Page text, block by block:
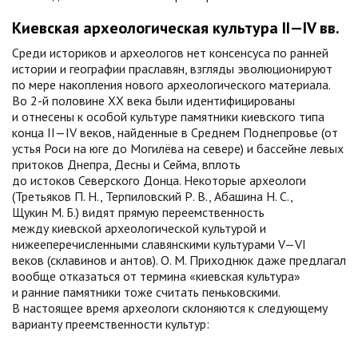
Киевская археологическая культура II—IV вв.
Среди историков и археологов нет консенсуса по ранней
истории и географии праславян, взгляды эволюционируют
по мере накопления нового археологического материала.
Во 2-й половине XX века были идентифицированы
и отнесены к особой культуре памятники киевского типа
конца II—IV веков, найденные в Среднем Поднепровье (от
устья Роси на юге до Могилёва на севере) и бассейне левых
притоков Днепра, Десны и Сейма, вплоть
до истоков Северского Донца. Некоторые археологи
(Третьяков П. Н., Терпиловский Р. В., Абашина Н. С.,
Щукин М. Б.) видят прямую переемственность
между киевской археологической культурой и
нижееперечисленными славянскими культурами V—VI
веков (склавинов и антов). О. М. Приходнюк даже предлагал
вообще отказаться от термина «киевская культура»
и ранние памятники тоже считать пеньковскими.
В настоящее время археологи склоняются к следующему
варианту преемственности культур: